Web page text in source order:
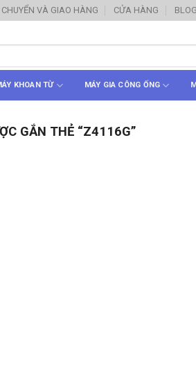
VÀ GIAO HÀNG CỬA HÀNG BLOG
KHOAN TỪ MÁY GIA CÔNG ỐNG
GẮN THẺ “Z4116G”